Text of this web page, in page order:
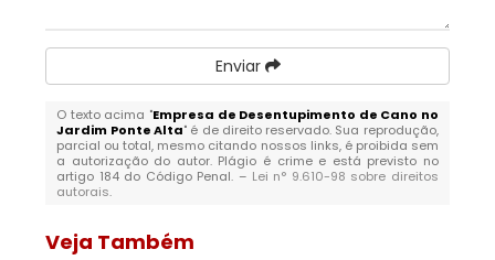
Enviar
O texto acima "Empresa de Desentupimento de Cano no
Jardim Ponte Alta" é de direito reservado. Sua reprodução,
parcial ou total, mesmo citando nossos links, é proibida sem
a autorização do autor. Plágio é crime e está previsto no
artigo 184 do Código Penal. – Lei n° 9.610-98 sobre direitos
autorais.
Veja Também